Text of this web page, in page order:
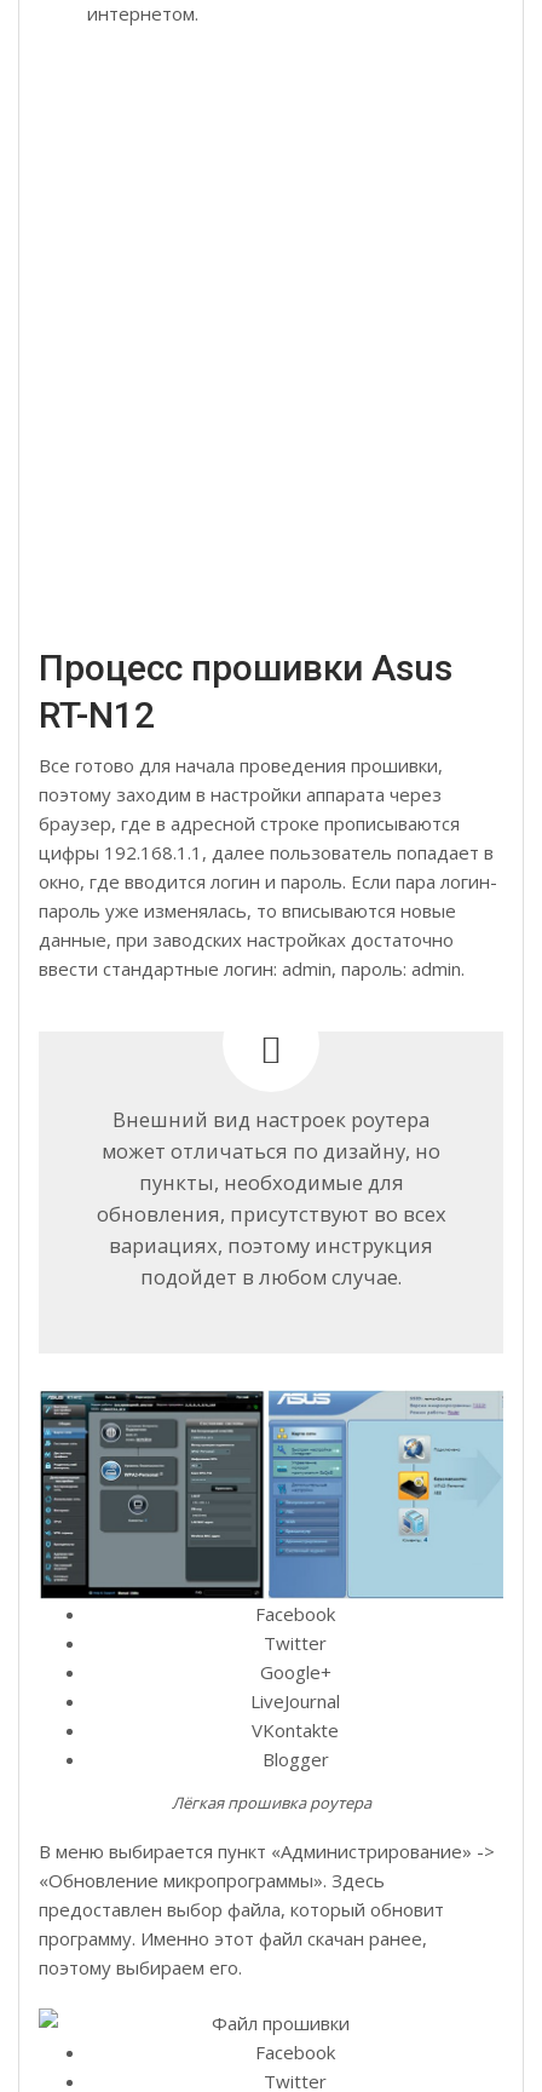
интернетом.
Процесс прошивки Asus
RT-N12
Все готово для начала проведения прошивки,
поэтому заходим в настройки аппарата через
браузер, где в адресной строке прописываются
цифры 192.168.1.1, далее пользователь попадает в
окно, где вводится логин и пароль. Если пара логин-
пароль уже изменялась, то вписываются новые
данные, при заводских настройках достаточно
ввести стандартные логин: admin, пароль: admin.
Внешний вид настроек роутера
может отличаться по дизайну, но
пункты, необходимые для
обновления, присутствуют во всех
вариациях, поэтому инструкция
подойдет в любом случае.
Facebook
Twitter
Google+
LiveJournal
VKontakte
Blogger
Лёгкая прошивка роутера
В меню выбирается пункт «Администрирование» ->
«Обновление микропрограммы». Здесь
предоставлен выбор файла, который обновит
программу. Именно этот файл скачан ранее,
поэтому выбираем его.
Facebook
Twitter